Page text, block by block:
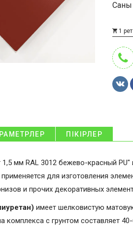
Саны
1 рет
ПІКІРЛЕР
мм RAL 3012 бежево-красный PU"
для изготовления
и прочих декоративных
имеет шелковистую
комплекса с грунтом составляет